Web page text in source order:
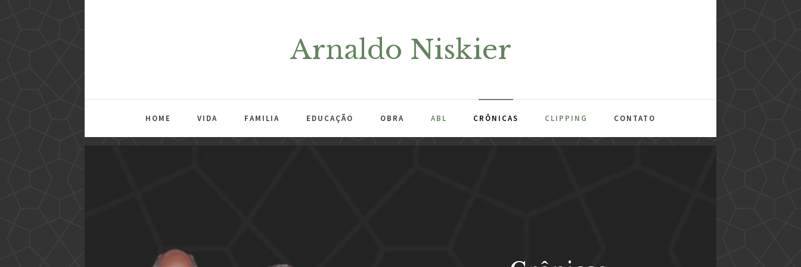
Arnaldo Niskier
HOME VIDA FAMILIA EDUCAÇÃO OBRA ABL CRÔNICAS CLIPPING CONTATO